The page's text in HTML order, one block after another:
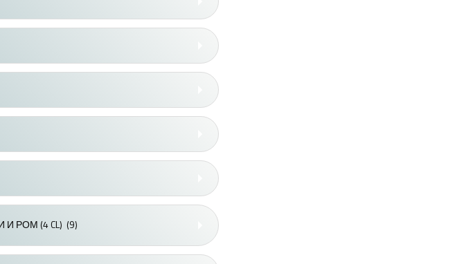
РОМ (4 CL) (9)